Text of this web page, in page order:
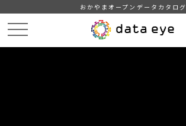
おかやまオープンデータカタログ